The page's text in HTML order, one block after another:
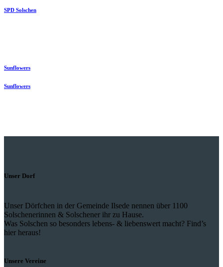
SPD Solschen
Sunflowers
Sunflowers
Unser Dorf
Unser Dörfchen in der Gemeinde Ilsede nennen über 1100
Solschenerinnen & Solschener ihr zu Hause.
Was Solschen so besonders lebens- & liebenswert macht? Find’s
hier heraus!
Unsere Vereine